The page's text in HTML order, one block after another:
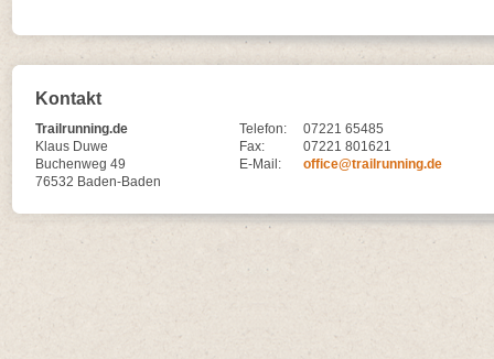
Kontakt
Trailrunning.de
Klaus Duwe
Buchenweg 49
76532 Baden-Baden
Telefon:
07221 65485
Fax:
07221 801621
E-Mail:
office@trailrunning.de